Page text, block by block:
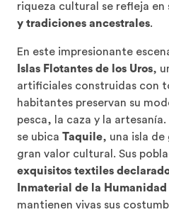
riqueza cultural se refleja en
y tradiciones ancestrales.
En este impresionante
Islas Flotantes de los Uros,
artificiales construidas con
habitantes preservan su
pesca, la caza y la
se ubica Taquile, una isla de
gran valor cultural. Sus
exquisitos textiles
Inmaterial de la Humanidad
mantienen vivas sus